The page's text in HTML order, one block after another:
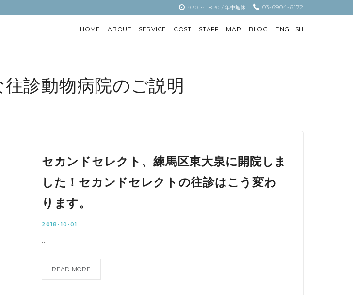
9:30 ～ 18:30 / 年中無休 03-6904-6172
HOME ABOUT SERVICE COST STAFF MAP BLOG ENGLISH
診動物病院のご説明
セカンドセレクト、練馬区東大泉に開院しま
した！セカンドセレクトの往診はこう変わ
ります。
2018-10-01
...
READ MORE